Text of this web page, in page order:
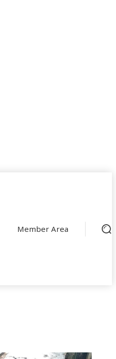
Member Area